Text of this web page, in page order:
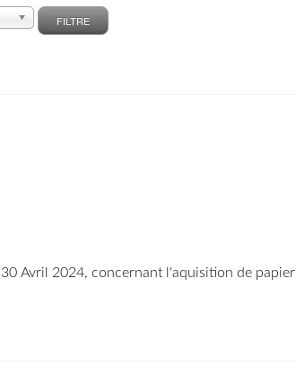
FILTRE
Avril 2024, concernant l'aquisition de papier